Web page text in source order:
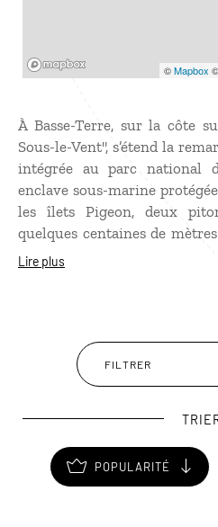
©Mapbox ©
À Basse-Terre, sur la côte
Sous-le-Vent", s’étend la
intégrée au parc national
enclave sous-marine
les îlets Pigeon, deux
quelques centaines de
Jacques-Yves Cousteau dans
cerveaux de Neptune et
tropicaux. Les tortues
réserve, y trouvent
plongeurs de tous niveaux,
en kayak ou à bord d’un
Lire plus
FILTRER
POPULARITÉ